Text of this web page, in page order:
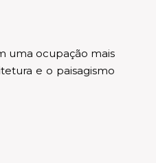
uma ocupação mais
e o paisagismo